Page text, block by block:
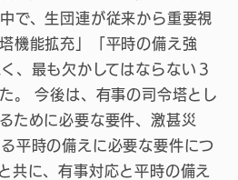
で、生団連が従来から重要視
機能拡充」「平時の備え強
、最も欠かしてはならない３
。 今後は、有事の司令塔とし
ために必要な要件、激甚災
平時の備えに必要な要件につ
共に、有事対応と平時の備え